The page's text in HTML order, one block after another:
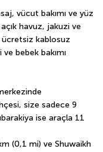
vücut bakımı ve yüz
havuz, jakuzi ve
kablosuz
bebek bakımı
size sadece 9
ise araçla 11